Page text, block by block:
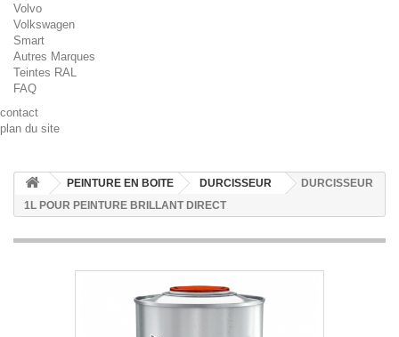
Volvo
Volkswagen
Smart
Autres Marques
Teintes RAL
FAQ
contact
plan du site
PEINTURE EN BOITE DURCISSEUR
DURCISSEUR
1L POUR PEINTURE BRILLANT DIRECT